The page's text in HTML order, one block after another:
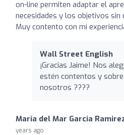
on-line permiten adaptar el
necesidades y los objetivos sin
Muy contento con mi
Wall Street English
¡Gracias Jaime! Nos
estén contentos y
nosotros ????
Maria del Mar Garcia
years ago